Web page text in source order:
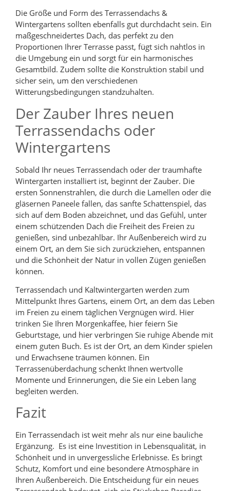
Die Größe und Form des Terrassendachs &
Wintergartens sollten ebenfalls gut durchdacht sein. Ein
maßgeschneidertes Dach, das perfekt zu den
Proportionen Ihrer Terrasse passt, fügt sich nahtlos in
die Umgebung ein und sorgt für ein harmonisches
Gesamtbild. Zudem sollte die Konstruktion stabil und
sicher sein, um den verschiedenen
Witterungsbedingungen standzuhalten.
Der Zauber Ihres neuen
Terrassendachs oder
Wintergartens
Sobald Ihr neues Terrassendach oder der traumhafte
Wintergarten installiert ist, beginnt der Zauber. Die
ersten Sonnenstrahlen, die durch die Lamellen oder die
gläsernen Paneele fallen, das sanfte Schattenspiel, das
sich auf dem Boden abzeichnet, und das Gefühl, unter
einem schützenden Dach die Freiheit des Freien zu
genießen, sind unbezahlbar. Ihr Außenbereich wird zu
einem Ort, an dem Sie sich zurückziehen, entspannen
und die Schönheit der Natur in vollen Zügen genießen
können.
Terrassendach und Kaltwintergarten werden zum
Mittelpunkt Ihres Gartens, einem Ort, an dem das Leben
im Freien zu einem täglichen Vergnügen wird. Hier
trinken Sie Ihren Morgenkaffee, hier feiern Sie
Geburtstage, und hier verbringen Sie ruhige Abende mit
einem guten Buch. Es ist der Ort, an dem Kinder spielen
und Erwachsene träumen können. Ein
Terrassenüberdachung schenkt Ihnen wertvolle
Momente und Erinnerungen, die Sie ein Leben lang
begleiten werden.
Fazit
Ein Terrassendach ist weit mehr als nur eine bauliche
Ergänzung. Es ist eine Investition in Lebensqualität, in
Schönheit und in unvergessliche Erlebnisse. Es bringt
Schutz, Komfort und eine besondere Atmosphäre in
Ihren Außenbereich. Die Entscheidung für ein neues